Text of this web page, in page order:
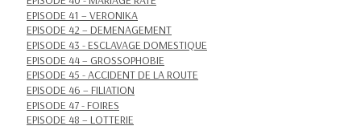
EPISODE 41 – VERONIKA
EPISODE 42 – DEMENAGEMENT
EPISODE 43 - ESCLAVAGE DOMESTIQUE
EPISODE 44 – GROSSOPHOBIE
EPISODE 45 - ACCIDENT DE LA ROUTE
EPISODE 46 – FILIATION
EPISODE 47 - FOIRES
EPISODE 48 – LOTTERIE